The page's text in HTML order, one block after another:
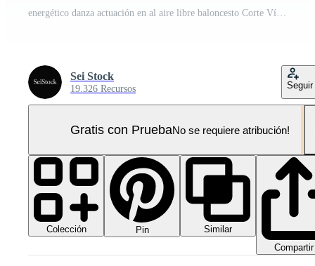
energético danza actuación en al aire libre baloncesto Corte Vídeo Pro
Sei Stock
19.326 Recursos Seguir
Gratis con PruebaNo se requiere atribución!
Colección Pin
Similar
Compartir